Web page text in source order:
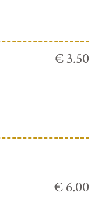
€ 3.50
€ 6.00